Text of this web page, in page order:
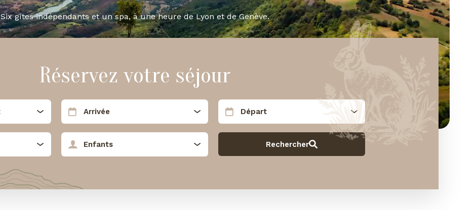
Six gîtes indépendants et un spa, à une heure de Lyon et de Genève.
Réservez votre séjour